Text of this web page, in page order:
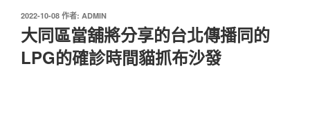
發
於
2022-10-08 作者: ADMIN
大同區當舖將分享的台北傳播同的
LPG的確診時間貓抓布沙發